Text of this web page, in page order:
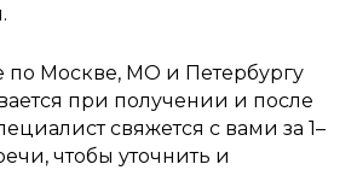
по Москве, МО и Петербургу
при получении и после
свяжется с вами за 1–
чтобы уточнить и